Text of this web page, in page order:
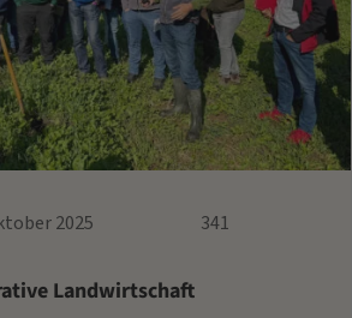
2025 341
Landwirtschaft